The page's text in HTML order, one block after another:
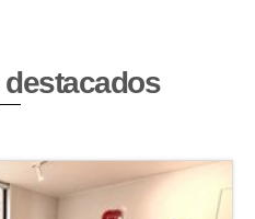
destacados